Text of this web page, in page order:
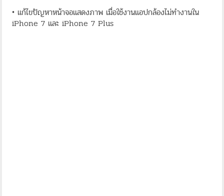
• แก้ไขปัญหาหน้าจอแสดงภาพ เมื่อใช้งานแอปกล้องไม่ทำงานใน
iPhone 7 และ iPhone 7 Plus